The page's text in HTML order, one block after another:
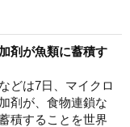
剤が魚類に蓄積す
どは7日、マイクロ
剤が、食物連鎖な
積することを世界